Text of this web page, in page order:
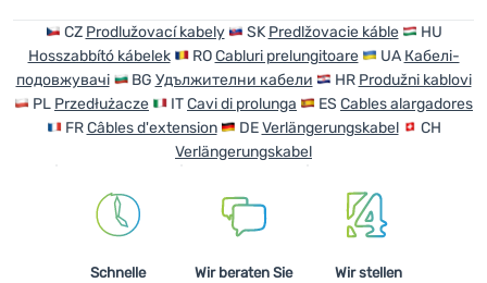
CZ Prodlužovací kabely SK Predlžovacie káble
HU
Hosszabbító kábelek
ROCabluri prelungitoare UA Кабелі-
подовжувачі
BG Удължителни кабели HR Produžni kablovi
PL Przedłużacze ITCavi di prolunga ES Cables alargadores
FRCâbles d'extension DEVerlängerungskabel
CH
Verlängerungskabel
Schnelle
Wir beraten Sie
Wir stellen